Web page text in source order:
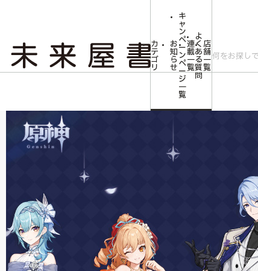
カ
テ
ゴ
リ
お
知
ら
せ
キ
ャ
ン
ペ
ー
ン
ペ
ー
ジ
一
覧
連
載
一
覧
よ
く
あ
る
質
問
店
舗
一
覧
コミック・アニメ・ゲーム雑貨